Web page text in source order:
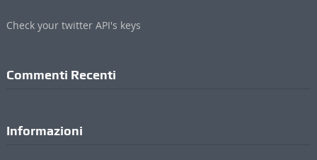
Check your twitter API's keys
Commenti Recenti
Informazioni